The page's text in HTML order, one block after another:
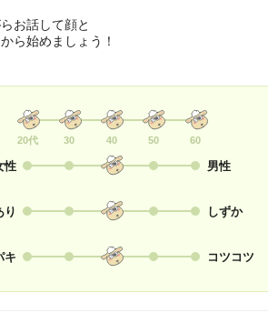
お話して顔と
ら始めましょう！
20代 30 40 50 60
性 男性
り しずか
キ コツコツ